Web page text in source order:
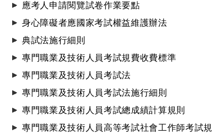
應考人申請閱覽試卷作業要點
身心障礙者應國家考試權益維護辦法
典試法施行細則
專門職業及技術人員考試規費收費標準
專門職業及技術人員考試法
專門職業及技術人員考試法施行細則
專門職業及技術人員考試總成績計算規則
專門職業及技術人員高等考試社會工作師考試規